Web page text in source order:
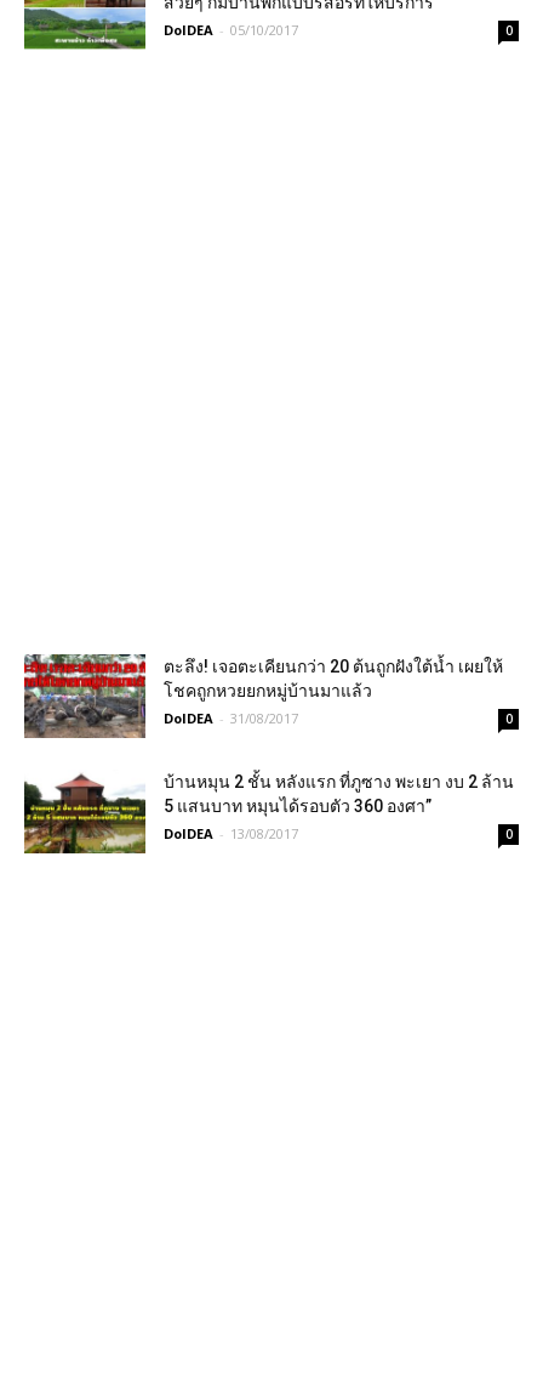
DoIDEA - 05/10/2017 0
ตะลึง! เจอตะเคียนกว่า 20 ต้นถูกฝังใต้น้ำ เผยให้
โชคถูกหวยยกหมู่บ้านมาแล้ว
DoIDEA - 31/08/2017 0
บ้านหมุน 2 ชั้น หลังแรก ที่ภูซาง พะเยา งบ 2 ล้าน
5 แสนบาท หมุนได้รอบตัว 360 องศา”
DoIDEA - 13/08/2017 0